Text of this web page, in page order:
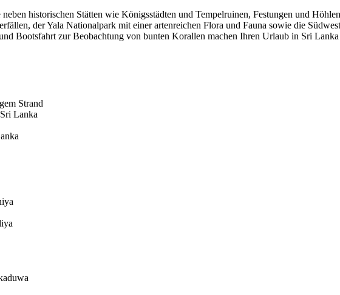
historischen Stätten wie Königsstädten und Tempelruinen, Festungen und
der Yala Nationalpark mit einer artenreichen Flora und Fauna sowie die
Bootsfahrt zur Beobachtung von bunten Korallen machen Ihren Urlaub in Sri
Strand
Lanka